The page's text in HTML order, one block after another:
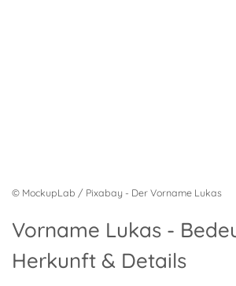
© MockupLab / Pixabay - Der Vorname Lukas
Vorname Lukas -
Herkunft & Details